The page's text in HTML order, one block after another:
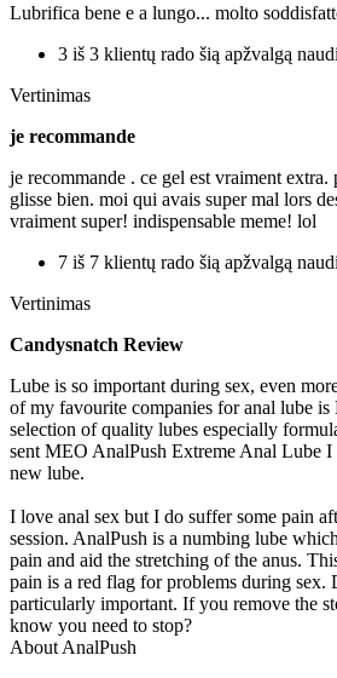
Lubrifica bene e a lungo... molto
3 iš 3 klientų rado šią apžvalgą
Vertinimas
je recommande
je recommande . ce gel est vraiment
glisse bien. moi qui avais super mal lors
vraiment super! indispensable meme! lol
7 iš 7 klientų rado šią apžvalgą
Vertinimas
Candysnatch Review
Lube is so important during sex, even
of my favourite companies for anal lube
selection of quality lubes especially
sent MEO AnalPush Extreme Anal Lube
new lube.
I love anal sex but I do suffer some pain
session. AnalPush is a numbing lube
pain and aid the stretching of the anus.
pain is a red flag for problems during sex.
particularly important. If you remove the
know you need to stop?
About AnalPush